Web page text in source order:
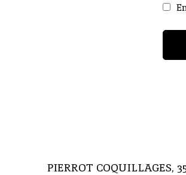
PIERROT COQUILLAGES,